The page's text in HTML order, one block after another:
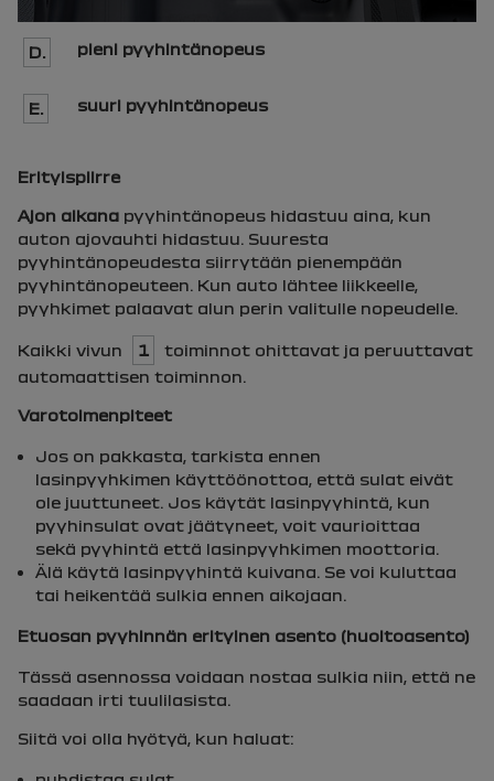
D. pieni pyyhintänopeus
E. suuri pyyhintänopeus
Erityispiirre
Ajon aikana pyyhintänopeus hidastuu aina, kun
auton ajovauhti hidastuu. Suuresta
pyyhintänopeudesta siirrytään pienempään
pyyhintänopeuteen. Kun auto lähtee liikkeelle,
pyyhkimet palaavat alun perin valitulle nopeudelle.
Kaikki vivun 1
toiminnot ohittavat ja peruuttavat
automaattisen toiminnon.
Varotoimenpiteet
Jos on pakkasta, tarkista ennen
lasinpyyhkimen käyttöönottoa, että sulat eivät
ole juuttuneet. Jos käytät lasinpyyhintä, kun
pyyhinsulat ovat jäätyneet, voit vaurioittaa
sekä pyyhintä että lasinpyyhkimen moottoria.
Älä käytä lasinpyyhintä kuivana. Se voi kuluttaa
tai heikentää sulkia ennen aikojaan.
Etuosan pyyhinnän erityinen asento (huoltoasento)
Tässä asennossa voidaan nostaa sulkia niin, että ne
saadaan irti tuulilasista.
Siitä voi olla hyötyä, kun haluat: